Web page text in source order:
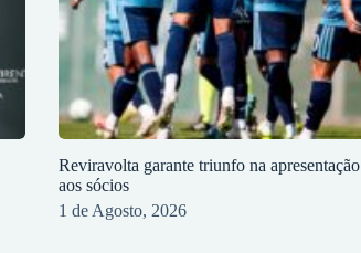
Reviravolta garante triunfo na apresentação
aos sócios
1 de Agosto, 2026